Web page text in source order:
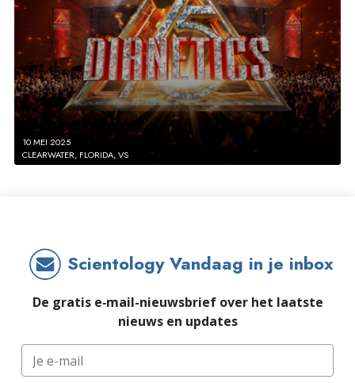
10 MEI 2025
CLEARWATER, FLORIDA, VS
Scientology Vandaag in je inbox
De gratis e‑mail-nieuwsbrief over het laatste
nieuws en updates